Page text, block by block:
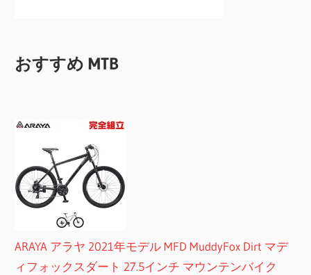
おすすめ MTB
ARAYA アラヤ 2021年モデル MFD MuddyFox Dirt マデ
ィフォックスダート 27.5インチ マウンテンバイク